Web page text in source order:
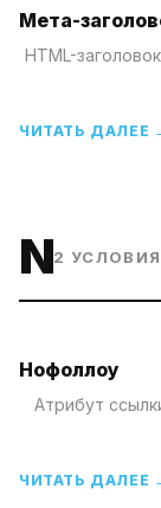
Мета-
HTML-
ЧИТАТЬ ДАЛЕЕ
N2 УСЛОВИЯ
Нофоллоу
Атрибут
ЧИТАТЬ ДАЛЕЕ